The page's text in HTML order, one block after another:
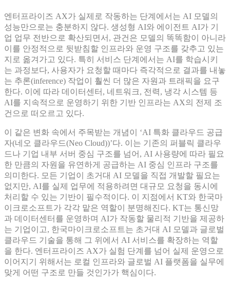
엔터프라이즈 AX가 실제로 작동하는 단계에서는 AI 모델의
성능만으로는 충분하지 않다. 생성형 AI와 에이전트 AI가 기
업 업무 전반으로 확산되면서, 관건은 모델의 똑똑함이 아니라
이를 안정적으로 뒷받침할 인프라와 운영 구조를 갖추고 있는
지로 옮겨가고 있다. 특히 서비스 단계에서는 AI를 학습시키
는 과정보다, 사용자가 요청할 때마다 즉각적으로 결과를 내놓
는 추론(inference) 작업이 훨씬 더 많은 자원과 트래픽을 요구
한다. 이에 따라 데이터센터, 네트워크, 전력, 냉각 시스템 등
AI를 지속적으로 운영하기 위한 기반 인프라는 AX의 전제 조
건으로 떠오르고 있다.
이 같은 변화 속에서 주목받는 개념이 ‘AI 특화 클라우드 공급
자(네오 클라우드(Neo Cloud))’다. 이는 기존의 퍼블릭 클라우
드나 기업 내부 서버 중심 구조를 넘어, AI 사용량에 따라 필요
한 만큼의 자원을 유연하게 공급하는 AI 중심 인프라 구조를
의미한다. 모든 기업이 초거대 AI 모델을 직접 개발할 필요는
없지만, AI를 실제 업무에 적용하려면 대규모 요청을 동시에
처리할 수 있는 기반이 필수적이다. 이 지점에서 KT와 한국마
이크로소프트가 각각 맡은 역할이 분명해진다. KT는 통신망
과 데이터센터를 운영하며 AI가 작동할 물리적 기반을 제공하
는 기업이고, 한국마이크로소프트는 초거대 AI 모델과 글로벌
클라우드 기술을 통해 그 위에서 AI 서비스를 확장하는 역할
을 한다. 엔터프라이즈 AX가 실험 단계를 넘어 실제 운영으로
이어지기 위해서는 로컬 인프라와 글로벌 AI 플랫폼을 실무에
맞게 어떤 구조로 만들 것인가가 핵심이다.